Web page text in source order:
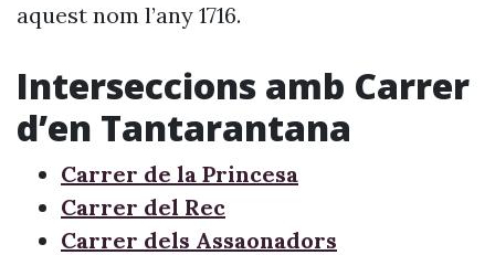
aquest nom l’any 1716.
Interseccions amb Carrer
d’en Tantarantana
Carrer de la Princesa
Carrer del Rec
Carrer dels Assaonadors